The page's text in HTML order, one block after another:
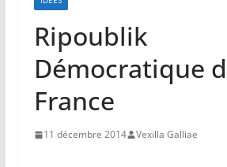
Ripoublik
Démocratique
France
11 décembre 2014 Vexilla Galliae